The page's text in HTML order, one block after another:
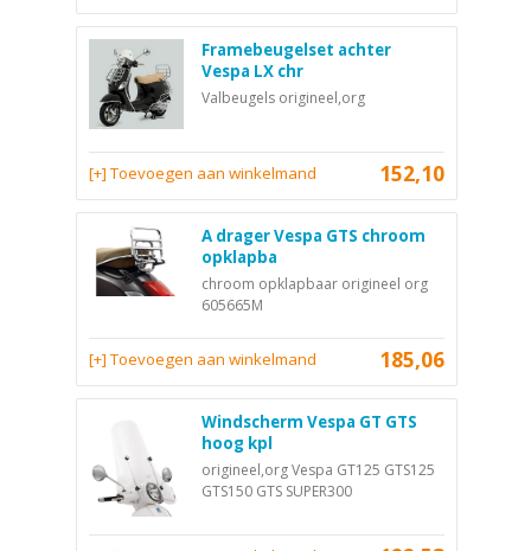
Framebeugelset achter
Vespa LX chr
Valbeugels origineel,org
152,10
[+] Toevoegen aan winkelmand
A drager Vespa GTS chroom
opklapba
chroom opklapbaar origineel org
605665M
185,06
[+] Toevoegen aan winkelmand
Windscherm Vespa GT GTS
hoog kpl
origineel,org Vespa GT125 GTS125
GTS150 GTS SUPER300